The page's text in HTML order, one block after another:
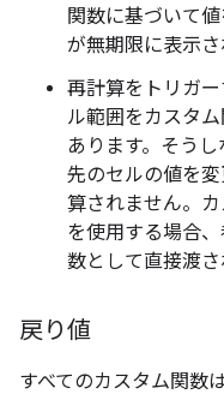
関数に基づいて値
が無期限に表示さ
再計算をトリガ
ル範囲をカスタ
あります。そう
先のセルの値を
算されません。
を使用する場合
数として直接渡さ
戻り値
すべてのカスタム関数